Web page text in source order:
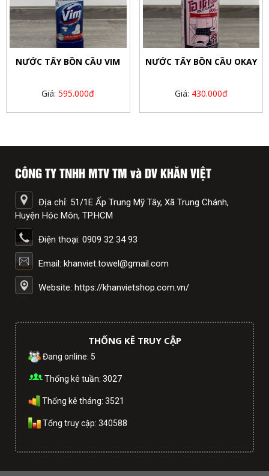
NƯỚC TẨY BỒN CẦU VIM
Giá: 595.000đ
NƯỚC TẨY BỒN CẦU OKAY
Giá: 430.000đ
CÔNG TY TNHH MTV TM và DV KHĂN VIỆT
Địa chỉ: 51/1E Ấp Trung Mỹ Tây, Xã Trung Chánh,
Huyện Hóc Môn, TP.HCM
Điện thoại: 0909 32 34 93
Email: khanviet.towel@gmail.com
Website: https://khanvietshop.com.vn/
THỐNG KÊ TRUY CẬP
Đang online: 5
Thống kê tuần: 3027
Thống kê tháng: 3521
Tổng truy cập: 340588